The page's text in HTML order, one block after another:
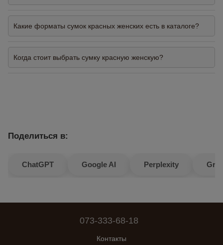
Какие форматы сумок красных женских есть в каталоге?
Когда стоит выбрать сумку красную женскую?
Поделиться в:
ChatGPT Google AI Perplexity
073-333-68-18
Контакты